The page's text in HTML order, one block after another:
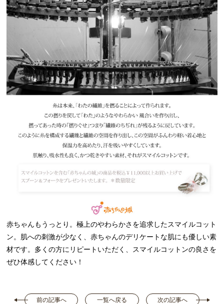
赤ちゃんもうっとり。極上のやわらかさを追求したスマイルコット
ン。肌への刺激が少なく、赤ちゃんのデリケートな肌にも優しい素
材です。多くの方にリピートいただく、スマイルコットンの良さを
ぜひ体感してください！
前の記事へ 一覧へ戻る 次の記事へ